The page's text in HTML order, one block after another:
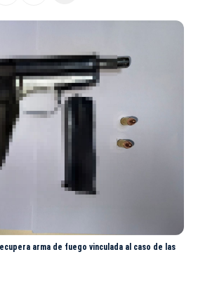
arma de fuego vinculada al caso de las